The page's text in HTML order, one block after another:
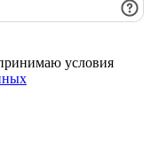
условия